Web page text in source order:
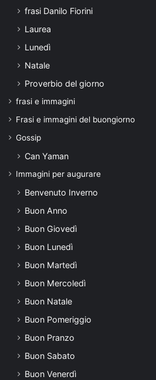
frasi Danilo Fiorini
Laurea
Lunedì
Natale
Proverbio del giorno
frasi e immagini
Frasi e immagini del buongiorno
Gossip
Can Yaman
Immagini per augurare
Benvenuto Inverno
Buon Anno
Buon Giovedì
Buon Lunedì
Buon Martedì
Buon Mercoledì
Buon Natale
Buon Pomeriggio
Buon Pranzo
Buon Sabato
Buon Venerdì